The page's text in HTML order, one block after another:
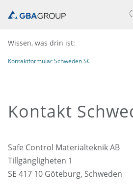
Wissen, was drin ist:
Kontaktformular Schweden SC
Kontakt
Safe Control Materialteknik AB
Tillgängligheten 1
SE 417 10 Göteburg, Schweden